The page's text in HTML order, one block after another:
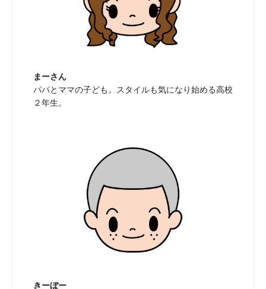
まーさん
パパとママの子ども。スタイルも気になり始める高校
２年生。
きーぼー